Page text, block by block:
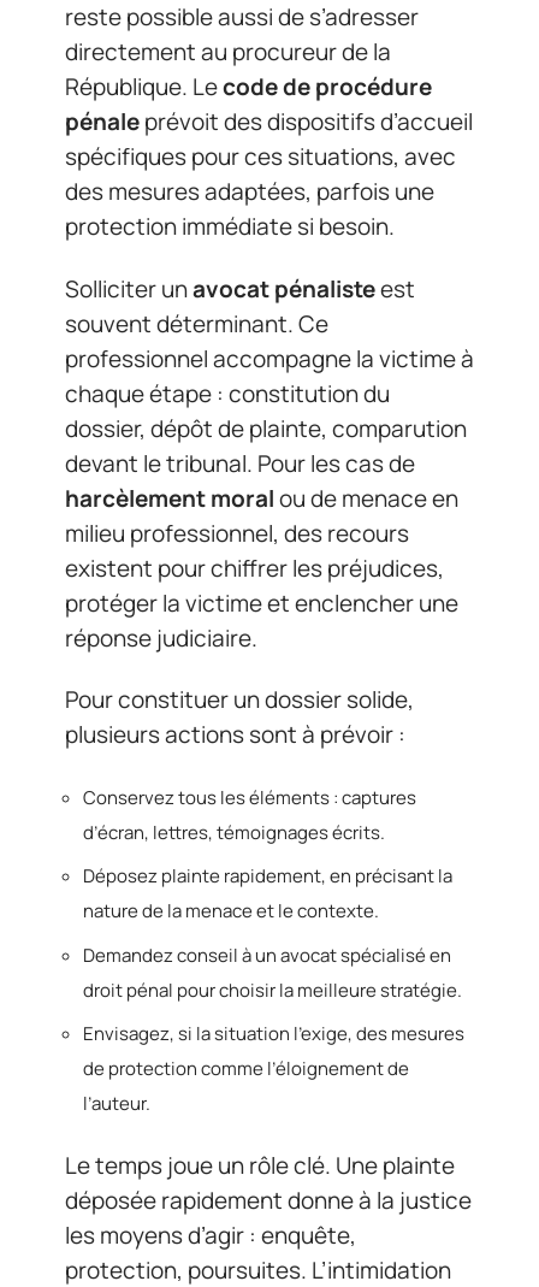
reste possible aussi de s’adresser
directement au procureur de la
République. Lecode de procédure
pénaleprévoit des dispositifs d’accueil
spécifiques pour ces situations, avec
des mesures adaptées, parfois une
protection immédiate si besoin.
Solliciter unavocat pénalisteest
souvent déterminant. Ce
professionnel accompagne la victime à
chaque étape : constitution du
dossier, dépôt de plainte, comparution
devant le tribunal. Pour les cas de
harcèlement moralou de menace en
milieu professionnel, des recours
existent pour chiffrer les préjudices,
protéger la victime et enclencher une
réponse judiciaire.
Pour constituer un dossier solide,
plusieurs actions sont à prévoir :
Conservez tous les éléments : captures
d’écran, lettres, témoignages écrits.
Déposez plainte rapidement, en précisant la
nature de la menace et le contexte.
Demandez conseil à un avocat spécialisé en
droit pénal pour choisir la meilleure stratégie.
Envisagez, si la situation l’exige, des mesures
de protection comme l’éloignement de
l’auteur.
Le temps joue un rôle clé. Une plainte
déposée rapidement donne à la justice
les moyens d’agir : enquête,
protection, poursuites. L’intimidation